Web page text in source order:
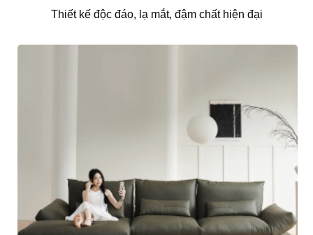
Thiết kế độc đáo, lạ mắt, đậm chất hiện đại